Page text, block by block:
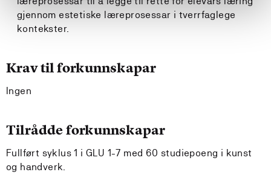
gjennom estetiske læreprosessar i tverrfaglege
kontekster.
Krav til forkunnskapar
Ingen
Tilrådde forkunnskapar
Fullført syklus 1 i GLU 1-7 med 60 studiepoeng i kunst
og handverk.